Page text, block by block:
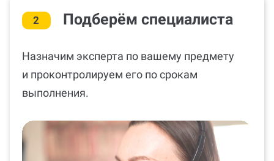
2 Подберём специалиста
Назначим эксперта по вашему предмету
и проконтролируем его по срокам
выполнения.